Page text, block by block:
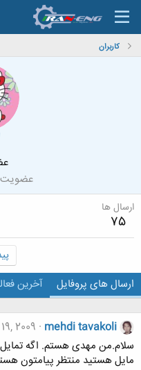
کاربران
عضویت
ارسال ها
75
ارسال های پروفایل آخرین
mehdi tavakoli
2009
سلام.من مهدی هستم. اگه تمایل
مایل هستید منتظر پیامتون